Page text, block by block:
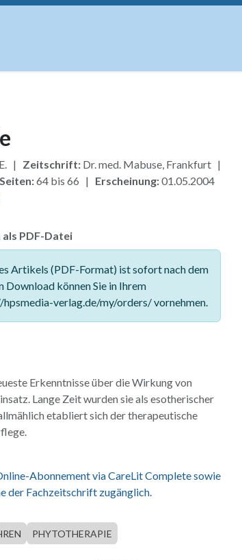
| Zeitschrift:Dr. med. Mabuse, Frankfurt |
Seiten:64 bis 66 | Erscheinung:01.05.2004
PDF-Datei
Artikels (PDF-Format) ist sofort nach dem
Download können Sie in Ihrem
verlag.de/my/orders/ vornehmen.
Erkenntnisse über die Wirkung von
Lange Zeit wurden sie als esotherischer
etabliert sich der therapeutische
Abonnement via CareLit Complete sowie
der Fachzeitschrift zugänglich.
PHYTOTHERAPIE